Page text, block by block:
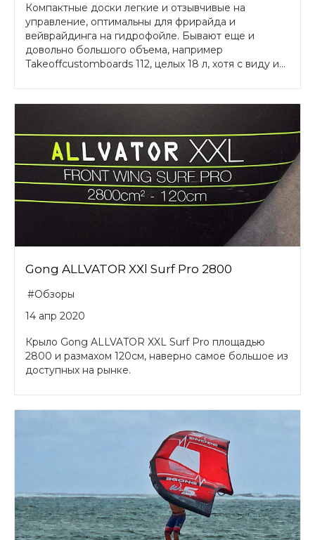
Компактные доски легкие и отзывчивые на
управление, оптимальны для фрирайда и
вейврайдинга на гидрофойле. Бывают еще и
довольно большого объема, например
Takeoffcustomboards 112, целых 18 л, хотя с виду и...
Gong ALLVATOR XXl Surf Pro 2800
#Обзоры
14 апр 2020
Крыло Gong ALLVATOR XXL Surf Pro площадью
2800 и размахом 120см, наверно самое большое из
доступных на рынке.